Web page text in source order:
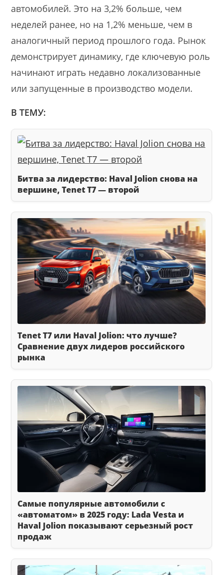
автомобилей. Это на 3,2% больше, чем
неделей ранее, но на 1,2% меньше, чем в
аналогичный период прошлого года. Рынок
демонстрирует динамику, где ключевую роль
начинают играть недавно локализованные
или запущенные в производство модели.
В ТЕМУ:
Битва за лидерство: Haval Jolion снова на
вершине, Tenet T7 — второй
Tenet T7 или Haval Jolion: что лучше?
Сравнение двух лидеров российского
рынка
Самые популярные автомобили с
«автоматом» в 2025 году: Lada Vesta и
Haval Jolion показывают серьезный рост
продаж